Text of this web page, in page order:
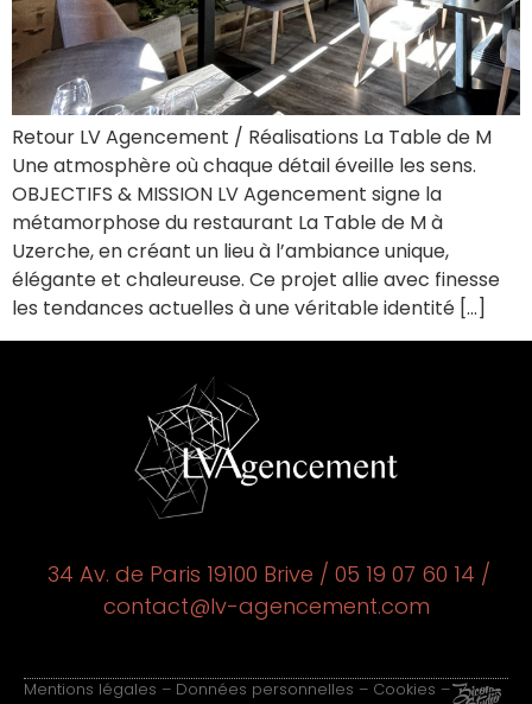
Retour LV Agencement / Réalisations La Table de M
Une atmosphère où chaque détail éveille les sens.
OBJECTIFS & MISSION LV Agencement signe la
métamorphose du restaurant La Table de M à
Uzerche, en créant un lieu à l’ambiance unique,
élégante et chaleureuse. Ce projet allie avec finesse
les tendances actuelles à une véritable identité […]
34 Av. de Paris 19100 Brive / 05 19 07 60 14 /
contact@lv-agencement.com
Mentions légales – Données personnelles – Cookies –